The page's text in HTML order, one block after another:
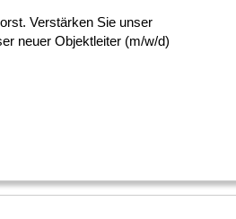
Verstärken Sie unser
neuer Objektleiter (m/w/d)